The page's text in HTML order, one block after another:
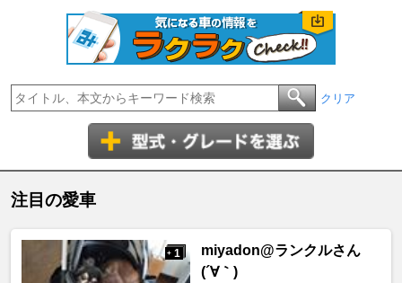
クリア
注目の愛車
+ 1
miyadon@ランクルさん
(´∀｀)